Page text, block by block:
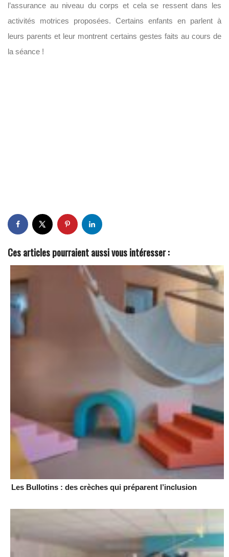
l’assurance au niveau du corps et cela se ressent dans les
activités motrices proposées. Certains enfants en parlent à
leurs parents et leur montrent certains gestes faits au cours de
la séance !
Ces articles pourraient aussi vous intéresser :
Les Bullotins : des crèches qui préparent l’inclusion